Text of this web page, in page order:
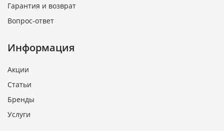
Гарантия и возврат
Вопрос-ответ
Информация
Акции
Статьи
Бренды
Услуги